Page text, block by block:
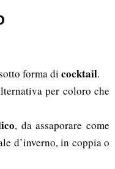
forma di cocktail.
per coloro che
, da assaporare come
d’inverno, in coppia o